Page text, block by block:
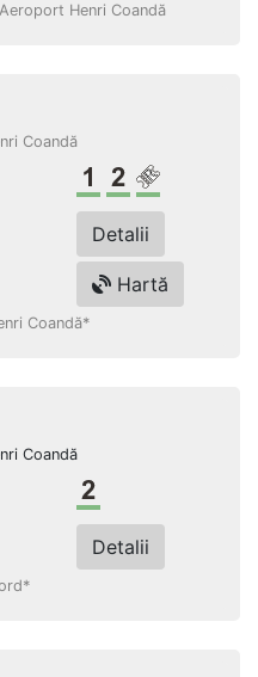
Henri Coandă
Coandă
Clasa 1Clasa a 2-a
Loc
Detalii
Hartă
Coandă*
Coandă
Detalii